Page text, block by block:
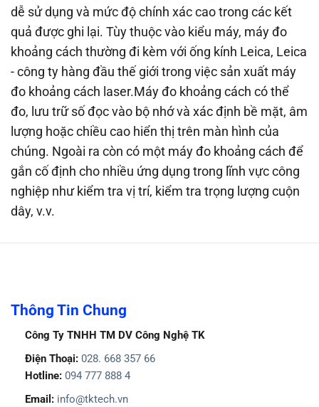
dễ sử dụng và mức độ chính xác cao trong các kết
quả được ghi lại. Tùy thuộc vào kiểu máy, máy đo
khoảng cách thường đi kèm với ống kính Leica, Leica
- công ty hàng đầu thế giới trong việc sản xuất máy
đo khoảng cách laser.Máy đo khoảng cách có thể
đo, lưu trữ số đọc vào bộ nhớ và xác định bề mặt, âm
lượng hoặc chiều cao hiển thị trên màn hình của
chúng. Ngoài ra còn có một máy đo khoảng cách để
gắn cố định cho nhiều ứng dụng trong lĩnh vực công
nghiệp như kiểm tra vị trí, kiểm tra trọng lượng cuộn
dây, v.v.
Thông Tin Chung
Công Ty TNHH TM DV Công Nghệ TK
Điện Thoại:028. 668 357 66
Hotline:094 777 888 4
Email:info@tktech.vn